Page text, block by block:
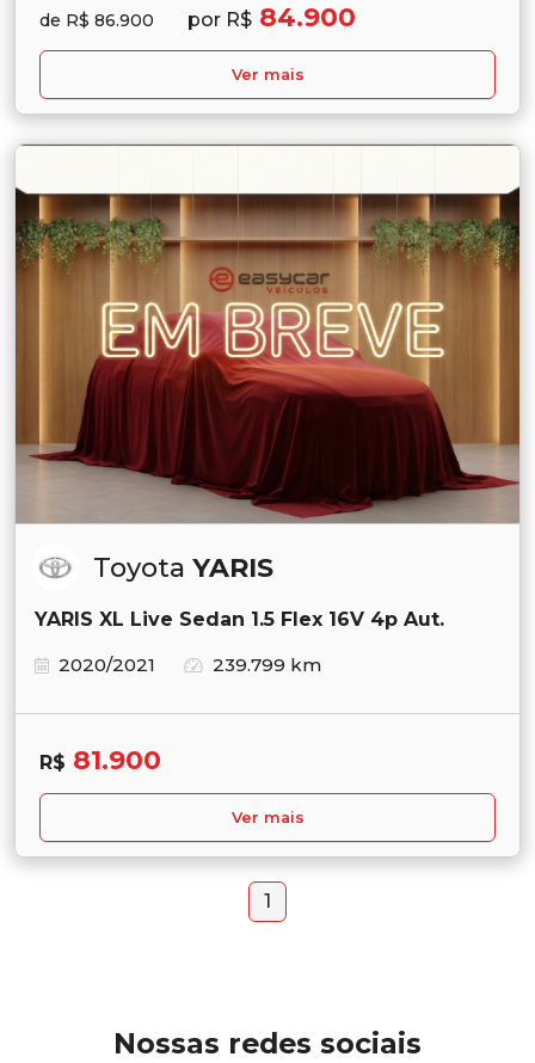
de R$ 86.900 por R$ 84.900
Ver mais
Toyota YARIS
YARIS XL Live Sedan 1.5 Flex 16V 4p Aut.
2020/2021
239.799 km
R$ 81.900
Ver mais
1
Nossas redes sociais